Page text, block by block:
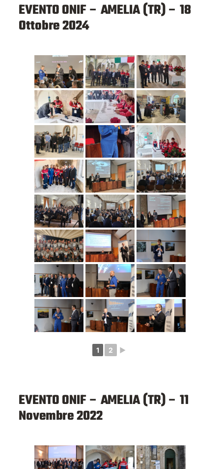
EVENTO ONIF – AMELIA (TR) – 18
Ottobre 2024
1 2 ►
EVENTO ONIF – AMELIA (TR) – 11
Novembre 2022